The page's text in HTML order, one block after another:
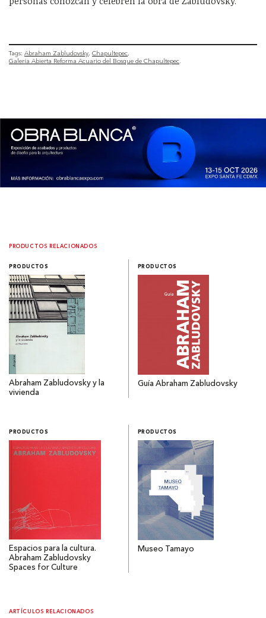
Tags: Abraham Zabludovsky Chapultepec
Galería Abierta Reforma Acuario del Bosque de Chapultepec
PRODUCTOS RELACIONADOS
PRODUCTOS
Abraham Zabludovsky y la
vivienda
PRODUCTOS
Guía Abraham Zabludovsky
PRODUCTOS
Espacios para la cultura.
Abraham Zabludovsky
Spaces for Culture
PRODUCTOS
Museo Tamayo
ARTÍCULOS RELACIONADOS